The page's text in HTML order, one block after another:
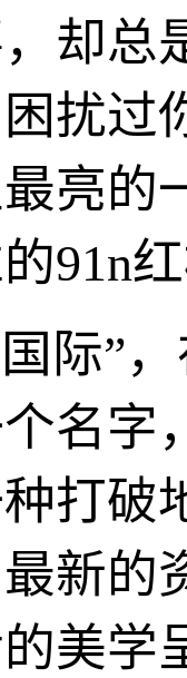
却总
扰过
亮
91n
际”
名字
打破
新的
美学